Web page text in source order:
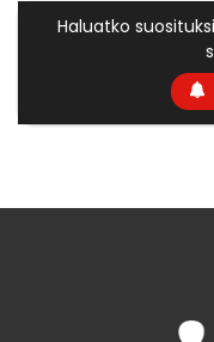
Haluatko